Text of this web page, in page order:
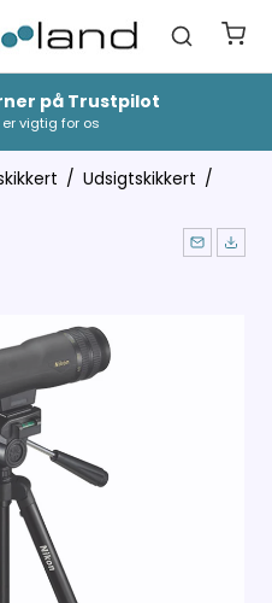
på Trustpilot
vigtig for os
/ Udsigtskikkert /